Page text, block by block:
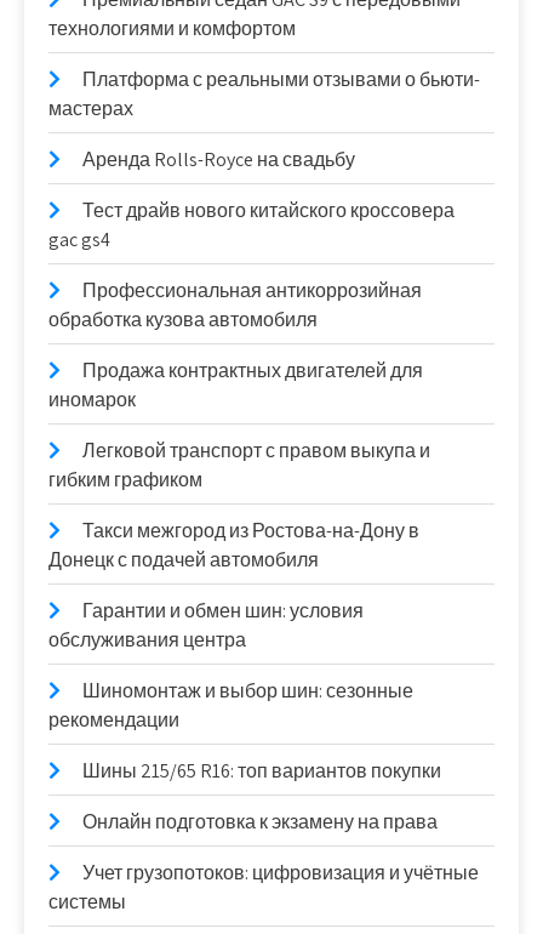
технологиями и комфортом
Платформа с реальными отзывами о бьюти-
мастерах
Аренда Rolls-Royce на свадьбу
Тест драйв нового китайского кроссовера
gac gs4
Профессиональная антикоррозийная
обработка кузова автомобиля
Продажа контрактных двигателей для
иномарок
Легковой транспорт с правом выкупа и
гибким графиком
Такси межгород из Ростова-на-Дону в
Донецк с подачей автомобиля
Гарантии и обмен шин: условия
обслуживания центра
Шиномонтаж и выбор шин: сезонные
рекомендации
Шины 215/65 R16: топ вариантов покупки
Онлайн подготовка к экзамену на права
Учет грузопотоков: цифровизация и учётные
системы